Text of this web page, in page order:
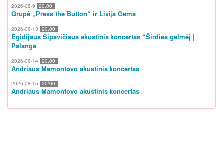
2026-08-9 20:00
Grupė „Press the Button“ ir Livija Gema
2026-08-13 20:00
Egidijaus Sipavičiaus akustinis koncertas “Širdies gelmėj |
Palanga
2026-08-14 20:00
Andriaus Mamontovo akustinis koncertas
2026-08-15 20:00
Andriaus Mamontovo akustinis koncertas